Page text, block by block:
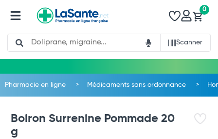
Search
Scanner
0
Pharmacie en ligne Médicaments sans ordonnance
Boiron Surrenine Pommade 20
g